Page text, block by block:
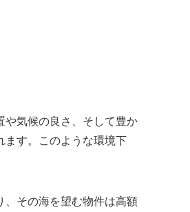
や気候の良さ、そして豊か
ます。このような環境下
、その海を望む物件は高額